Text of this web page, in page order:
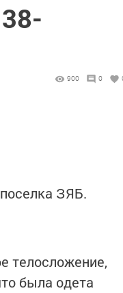
900 0
ЗЯБ.
телосложение,
была одета